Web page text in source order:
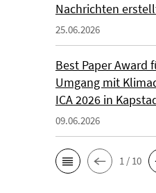
Nachrichten
25.06.2026
Best Paper Award
Umgang mit
ICA 2026 in
09.06.2026
1 / 10